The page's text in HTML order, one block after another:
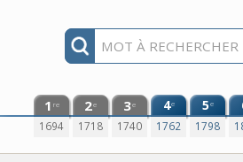
1 re
1694
2e
1718
3e
1740
4e
1762
5e
1798